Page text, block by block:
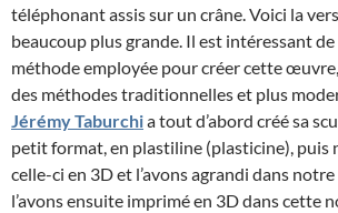
téléphonant assis sur un crâne. Voici la
beaucoup plus grande. Il est intéressant
méthode employée pour créer cette
des méthodes traditionnelles et plus
Jérémy Taburchia tout d’abord créé sa
petit format, en plastiline (plasticine), puis
celle-ci en 3D et l’avons agrandi dans
l’avons ensuite imprimé en 3D dans cette